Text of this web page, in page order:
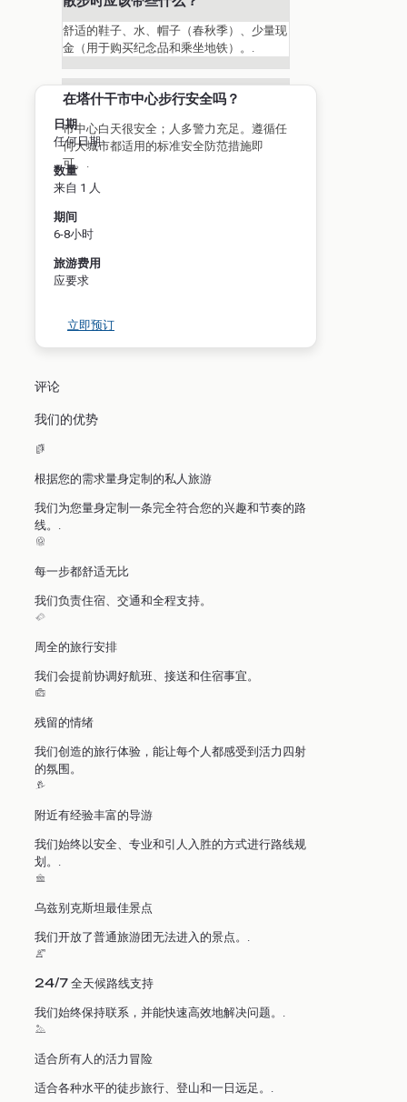
舒适的鞋子、水、帽子（春秋季）、少量现
金（用于购买纪念品和乘坐地铁）。.
在塔什干市中心步行安全吗？
市中心白天很安全；人多警力充足。遵循任
何大城市都适用的标准安全防范措施即
可。.
日期
任何日期
数量
来自 1 人
期间
6-8小时
旅游费用
应要求
立即预订
评论
我们的优势
根据您的需求量身定制的私人旅游
我们为您量身定制一条完全符合您的兴趣和节奏的路
线。.
每一步都舒适无比
我们负责住宿、交通和全程支持。
周全的旅行安排
我们会提前协调好航班、接送和住宿事宜。
残留的情绪
我们创造的旅行体验，能让每个人都感受到活力四射
的氛围。
附近有经验丰富的导游
我们始终以安全、专业和引人入胜的方式进行路线规
划。.
乌兹别克斯坦最佳景点
我们开放了普通旅游团无法进入的景点。.
24/7 全天候路线支持
我们始终保持联系，并能快速高效地解决问题。.
适合所有人的活力冒险
适合各种水平的徒步旅行、登山和一日远足。.